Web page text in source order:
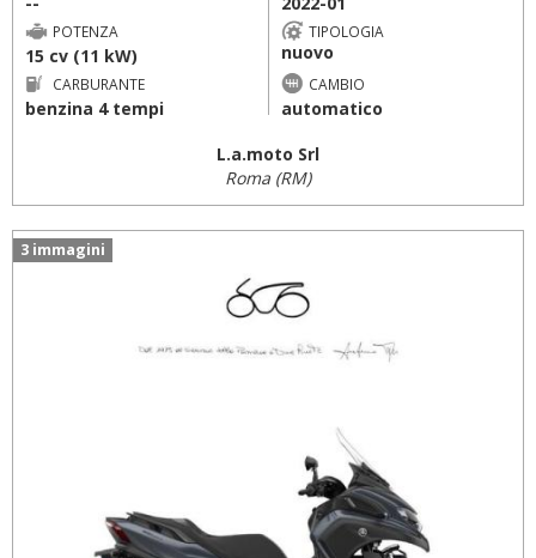
POTENZA
15 cv (11 kW)
TIPOLOGIA
nuovo
CARBURANTE
benzina 4 tempi
CAMBIO
automatico
L.a.moto Srl
Roma (RM)
3 immagini